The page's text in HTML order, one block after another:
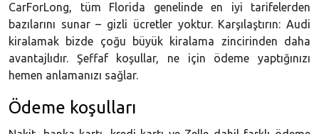
CarForLong, tüm Florida genelinde en iyi tarifelerden
bazılarını sunar – gizli ücretler yoktur. Karşılaştırın: Audi
kiralamak bizde çoğu büyük kiralama zincirinden daha
avantajlıdır. Şeffaf koşullar, ne için ödeme yaptığınızı
hemen anlamanızı sağlar.
Ödeme koşulları